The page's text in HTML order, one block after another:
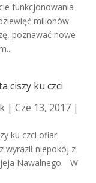
funkcjonowania
milionów
poznawać nowe
ciszy ku czci
| Cze 13, 2017 |
ku czci ofiar
wyraził niepokój z
Nawalnego. W